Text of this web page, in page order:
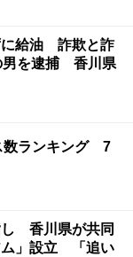
に給油 詐欺と詐
男を逮捕 香川県
数ランキング 7
し 香川県が共同
ム」設立 「追い